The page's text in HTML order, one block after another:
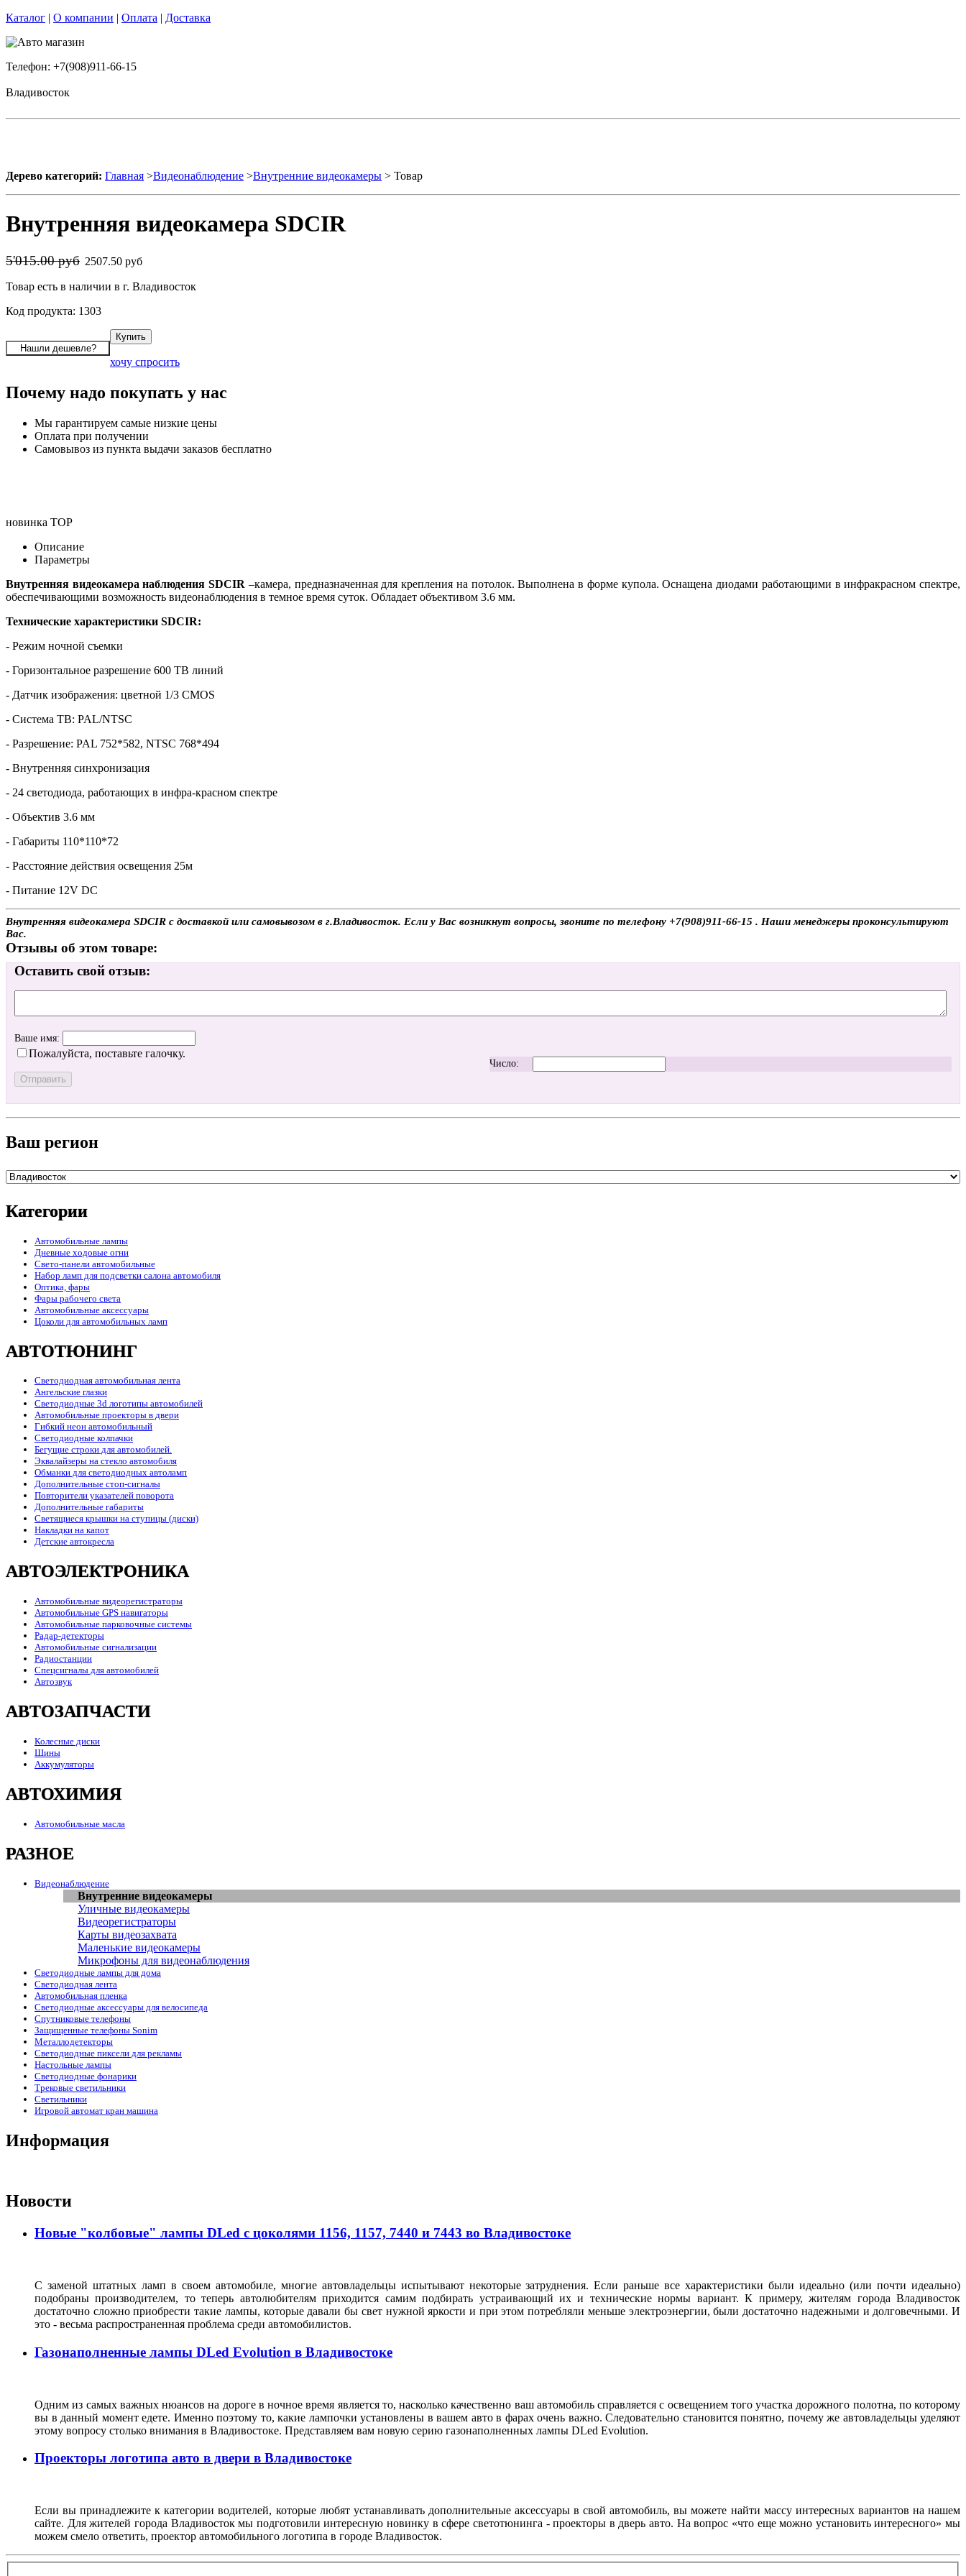
Каталог | О компании | Оплата | Доставка
Телефон: +7(908)911-66-15
Владивосток
Дерево категорий: Главная >Видеонаблюдение >Внутренние видеокамеры > Товар
Внутренняя видеокамера SDCIR
5'015.00 руб 2507.50 руб
Товар есть в наличии в г. Владивосток
Код продукта: 1303
хочу спросить
Почему надо покупать у нас
Мы гарантируем самые низкие цены
Оплата при получении
Самовывоз из пункта выдачи заказов бесплатно
новинка TOP
Описание
Параметры
Внутренняя видеокамера наблюдения SDCIR –камера, предназначенная для крепления на потолок. Выполнена в форме купола. Оснащена диодами работающими в инфракрасном спектре,
обеспечивающими возможность видеонаблюдения в темное время суток. Обладает объективом 3.6 мм.
Технические характеристики SDCIR:
- Режим ночной съемки
- Горизонтальное разрешение 600 ТВ линий
- Датчик изображения: цветной 1/3 CMOS
- Система ТВ: PAL/NTSC
- Разрешение: PAL 752*582, NTSC 768*494
- Внутренняя синхронизация
- 24 светодиода, работающих в инфра-красном спектре
- Объектив 3.6 мм
- Габариты 110*110*72
- Расстояние действия освещения 25м
- Питание 12V DC
Внутренняя видеокамера SDCIR с доставкой или самовывозом в г.Владивосток. Если у Вас возникнут вопросы, звоните по телефону +7(908)911-66-15 . Наши менеджеры проконсультируют
Вас.
Отзывы об этом товаре:
Оставить свой отзыв:
Ваше имя:
Пожалуйста, поставьте галочку.
Число:
Ваш регион
Категории
Автомобильные лампы
Дневные ходовые огни
Свето-панели автомобильные
Набор ламп для подсветки салона автомобиля
Оптика, фары
Фары рабочего света
Автомобильные аксессуары
Цоколи для автомобильных ламп
АВТОТЮНИНГ
Светодиодная автомобильная лента
Ангельские глазки
Светодиодные 3d логотипы автомобилей
Автомобильные проекторы в двери
Гибкий неон автомобильный
Светодиодные колпачки
Бегущие строки для автомобилей.
Эквалайзеры на стекло автомобиля
Обманки для светодиодных автоламп
Дополнительные стоп-сигналы
Повторители указателей поворота
Дополнительные габариты
Светящиеся крышки на ступицы (диски)
Накладки на капот
Детские автокресла
АВТОЭЛЕКТРОНИКА
Автомобильные видеорегистраторы
Автомобильные GPS навигаторы
Автомобильные парковочные системы
Радар-детекторы
Автомобильные сигнализации
Радиостанции
Спецсигналы для автомобилей
Автозвук
АВТОЗАПЧАСТИ
Колесные диски
Шины
Аккумуляторы
АВТОХИМИЯ
Автомобильные масла
РАЗНОЕ
Видеонаблюдение
Внутренние видеокамеры
Уличные видеокамеры
Видеорегистраторы
Карты видеозахвата
Маленькие видеокамеры
Микрофоны для видеонаблюдения
Светодиодные лампы для дома
Светодиодная лента
Автомобильная пленка
Светодиодные аксессуары для велосипеда
Спутниковые телефоны
Защищенные телефоны Sonim
Металлодетекторы
Светодиодные пиксели для рекламы
Настольные лампы
Светодиодные фонарики
Трековые светильники
Светильники
Игровой автомат кран машина
Информация
Новости
Новые "колбовые" лампы DLed с цоколями 1156, 1157, 7440 и 7443 во Владивостоке
С заменой штатных ламп в своем автомобиле, многие автовладельцы испытывают некоторые затруднения. Если раньше все характеристики были идеально (или почти идеально)
подобраны производителем, то теперь автолюбителям приходится самим подбирать устраивающий их и технические нормы вариант. К примеру, жителям города Владивосток
достаточно сложно приобрести такие лампы, которые давали бы свет нужной яркости и при этом потребляли меньше электроэнергии, были достаточно надежными и долговечными. И
это - весьма распространенная проблема среди автомобилистов.
Газонаполненные лампы DLed Evolution в Владивостоке
Одним из самых важных нюансов на дороге в ночное время является то, насколько качественно ваш автомобиль справляется с освещением того участка дорожного полотна, по которому
вы в данный момент едете. Именно поэтому то, какие лампочки установлены в вашем авто в фарах очень важно. Следовательно становится понятно, почему же автовладельцы уделяют
этому вопросу столько внимания в Владивостоке. Представляем вам новую серию газонаполненных лампы DLed Evolution.
Проекторы логотипа авто в двери в Владивостоке
Если вы принадлежите к категории водителей, которые любят устанавливать дополнительные аксессуары в свой автомобиль, вы можете найти массу интересных вариантов на нашем
сайте. Для жителей города Владивосток мы подготовили интересную новинку в сфере светотюнинга - проекторы в дверь авто. На вопрос «что еще можно установить интересного» мы
можем смело ответить, проектор автомобильного логотипа в городе Владивосток.